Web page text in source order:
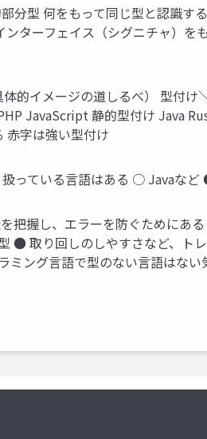
分型 何をもって同じ型と認識
ターフェイス（シグニチャ）
的イメージの道しるべ） 型付
JavaScript 静的型付け Java
赤字は強い型付け
っている言語はある ○ Javaな
把握し、エラーを防ぐためにあ
● 取り回しのしやすさなど、ト
ング言語で型のない言語はない